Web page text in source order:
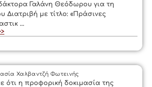
Γαλάνη Θεόδωρου για τη
Διατριβή με τίτλο: «Πράσινες
...
Χαλβαντζή Φωτεινής
ότι η προφορική δοκιμασία της